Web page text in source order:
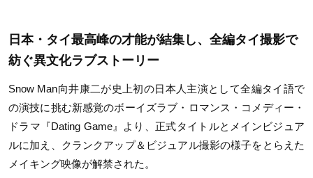
日本・タイ最高峰の才能が結集し、全編タイ撮影で
紡ぐ異文化ラブストーリー
Snow Man向井康二が史上初の日本人主演として全編タイ語で
の演技に挑む新感覚のボーイズラブ・ロマンス・コメディー・
ドラマ『Dating Game』より、正式タイトルとメインビジュア
ルに加え、クランクアップ＆ビジュアル撮影の様子をとらえた
メイキング映像が解禁された。